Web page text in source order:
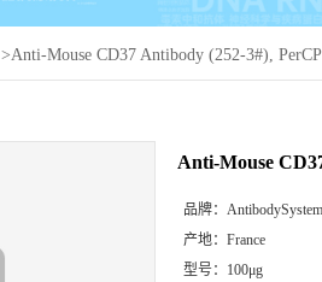
>Anti-Mouse CD37 Antibody (252-3#), PerCP
Anti-Mouse
品牌： AntibodySystem
产地： France
型号： 100μg